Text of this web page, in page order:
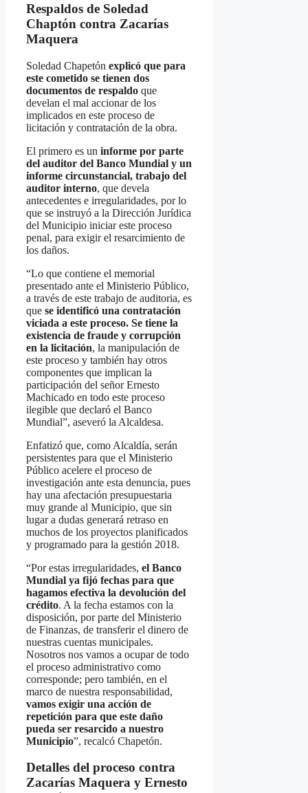
Respaldos de Soledad
Chaptón contra Zacarías
Maquera
Soledad Chapetón explicó que para
este cometido se tienen dos
documentos de respaldo que
develan el mal accionar de los
implicados en este proceso de
licitación y contratación de la obra.
El primero es un informe por parte
del auditor del Banco Mundial y un
informe circunstancial, trabajo del
auditor interno, que devela
antecedentes e irregularidades, por lo
que se instruyó a la Dirección Jurídica
del Municipio iniciar este proceso
penal, para exigir el resarcimiento de
los daños.
“Lo que contiene el memorial
presentado ante el Ministerio Público,
a través de este trabajo de auditoria, es
que se identificó una contratación
viciada a este proceso. Se tiene la
existencia de fraude y corrupción
en la licitación, la manipulación de
este proceso y también hay otros
componentes que implican la
participación del señor Ernesto
Machicado en todo este proceso
ilegible que declaró el Banco
Mundial”, aseveró la Alcaldesa.
Enfatizó que, como Alcaldía, serán
persistentes para que el Ministerio
Público acelere el proceso de
investigación ante esta denuncia, pues
hay una afectación presupuestaria
muy grande al Municipio, que sin
lugar a dudas generará retraso en
muchos de los proyectos planificados
y programado para la gestión 2018.
“Por estas irregularidades, el Banco
Mundial ya fijó fechas para que
hagamos efectiva la devolución del
crédito. A la fecha estamos con la
disposición, por parte del Ministerio
de Finanzas, de transferir el dinero de
nuestras cuentas municipales.
Nosotros nos vamos a ocupar de todo
el proceso administrativo como
corresponde; pero también, en el
marco de nuestra responsabilidad,
vamos exigir una acción de
repetición para que este daño
pueda ser resarcido a nuestro
Municipio”, recalcó Chapetón.
Detalles del proceso contra
Zacarías Maquera y Ernesto